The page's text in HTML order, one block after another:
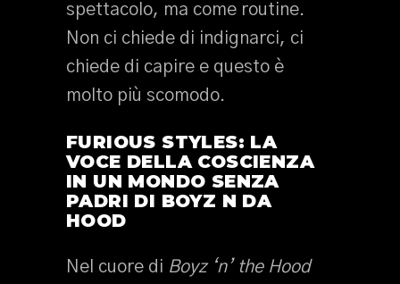
spettacolo, ma come routine.
Non ci chiede di indignarci, ci
chiede di capire e questo è
molto più scomodo.
FURIOUS STYLES: LA
VOCE DELLA COSCIENZA
IN UN MONDO SENZA
PADRI DI BOYZ N DA
HOOD
Nel cuore di Boyz ‘n’ the Hood